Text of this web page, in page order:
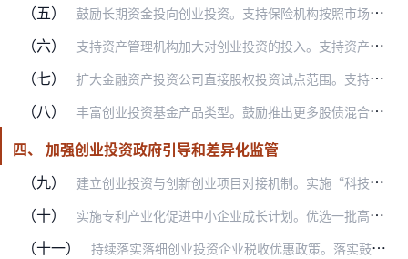
（五）
鼓励长期资金投向创业投资。支持保险机构按照市场化原则做好对创业投资基金的投资，保险资金投资创业投资基金穿透后底层资产为战略性新兴产业未上市公司股权的，底层资产风…
（六） 支持资产管理机构加大对创业投资的投入。支持资产管理机构开发与创业投资相适应的长期投资产品。在依法合规、严格控制风险的前提下，支持私募资产管理产品投资创业投资基金…
（七） 扩大金融资产投资公司直接股权投资试点范围。支持金融资产投资公司在总结上海试点开展直接股权投资经验基础上，稳步扩大试点地区范围，充分发挥金融资产投资公司在创业投资…
（八） 丰富创业投资基金产品类型。鼓励推出更多股债混合型创业投资基金产品，更好匹配长期资金配置特点和风险偏好，通过优先股、可转债、认股权等多种方式投资科技创新领域。积极…
四、 加强创业投资政府引导和差异化监管
（九）
建立创业投资与创新创业项目对接机制。实施“科技产业金融一体化专项”，开展科技计划成果路演、专精特新中小企业“一月一链”等活动，组织遴选符合条件的科技型企业、专精…
（十） 实施专利产业化促进中小企业成长计划。优选一批高成长性企业，鼓励创业投资机构围绕企业专利产业化开展领投和针对性服务，加强规范化培育和投后管理。
（十一） 持续落实落细创业投资企业税收优惠政策。落实鼓励创业投资企业和天使投资个人投资种子期、初创期科技型等企业的税收支持政策，加大政策宣传辅导力度，持续优化纳税服务。